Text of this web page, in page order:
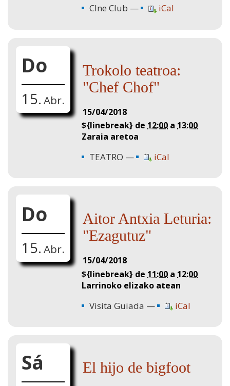
CIne Club iCal
Do
15. Abr.
Trokolo teatroa:
"Chef Chof"
15/04/2018
${linebreak} de 12:00 a 13:00
Zaraia aretoa
TEATRO iCal
Do
15. Abr.
Aitor Antxia Leturia:
"Ezagutuz"
15/04/2018
${linebreak} de 11:00 a 12:00
Larrinoko elizako atean
Visita Guiada iCal
Sá El hijo de bigfoot